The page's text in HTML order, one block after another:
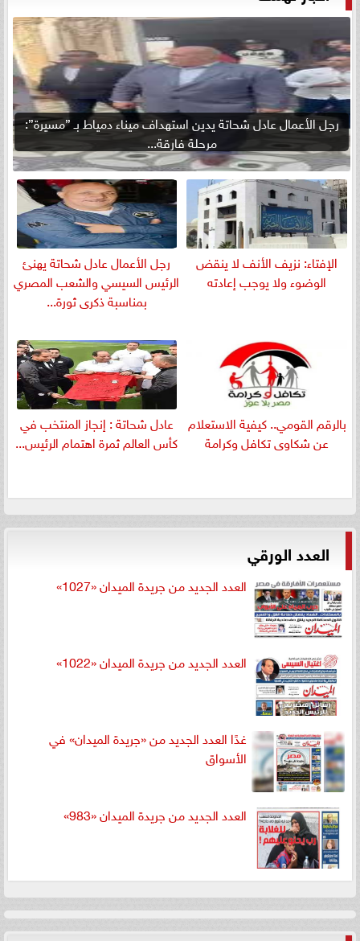
رجل الأعمال عادل شحاتة يدين استهداف ميناء دمياط بـ ”مسيرة”:
مرحلة فارقة...
الإفتاء: نزيف الأنف لا ينقض
الوضوء ولا يوجب إعادته
رجل الأعمال عادل شحاتة يهنئ
الرئيس السيسي والشعب المصري
بمناسبة ذكرى ثورة...
بالرقم القومي.. كيفية الاستعلام
عن شكاوى تكافل وكرامة
عادل شحاتة : إنجاز المنتخب في
كأس العالم ثمرة اهتمام الرئيس...
العدد الورقي
العدد الجديد من جريدة الميدان «1027»
العدد الجديد من جريدة الميدان «1022»
غدًا العدد الجديد من «جريدة الميدان» في
الأسواق
العدد الجديد من جريدة الميدان «983»